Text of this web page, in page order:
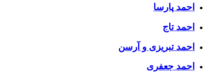
احمد پارسا
احمد تاج
احمد تبریزی و آرسن
احمد جعفری